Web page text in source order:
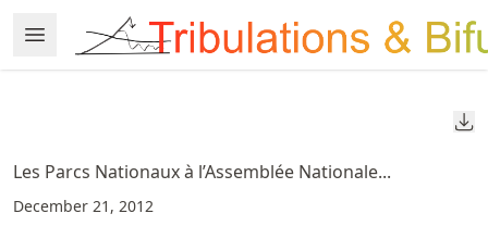
to
article
to
content
Open Menu
Made with MyST
Les Parcs Nationaux à l’Assemblée Nationale...
December 21, 2012